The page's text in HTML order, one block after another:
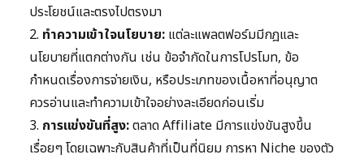
ประโยชน์และตรงไปตรงมา
2. ทำความเข้าใจนโยบาย: แต่ละแพลตฟอร์มมีกฎและ
นโยบายที่แตกต่างกัน เช่น ข้อจำกัดในการโปรโมท, ข้อ
กำหนดเรื่องการจ่ายเงิน, หรือประเภทของเนื้อหาที่อนุญาต
ควรอ่านและทำความเข้าใจอย่างละเอียดก่อนเริ่ม
3. การแข่งขันที่สูง:ตลาด Affiliate มีการแข่งขันสูงขึ้น
เรื่อยๆ โดยเฉพาะกับสินค้าที่เป็นที่นิยม การหา Niche ของตัว